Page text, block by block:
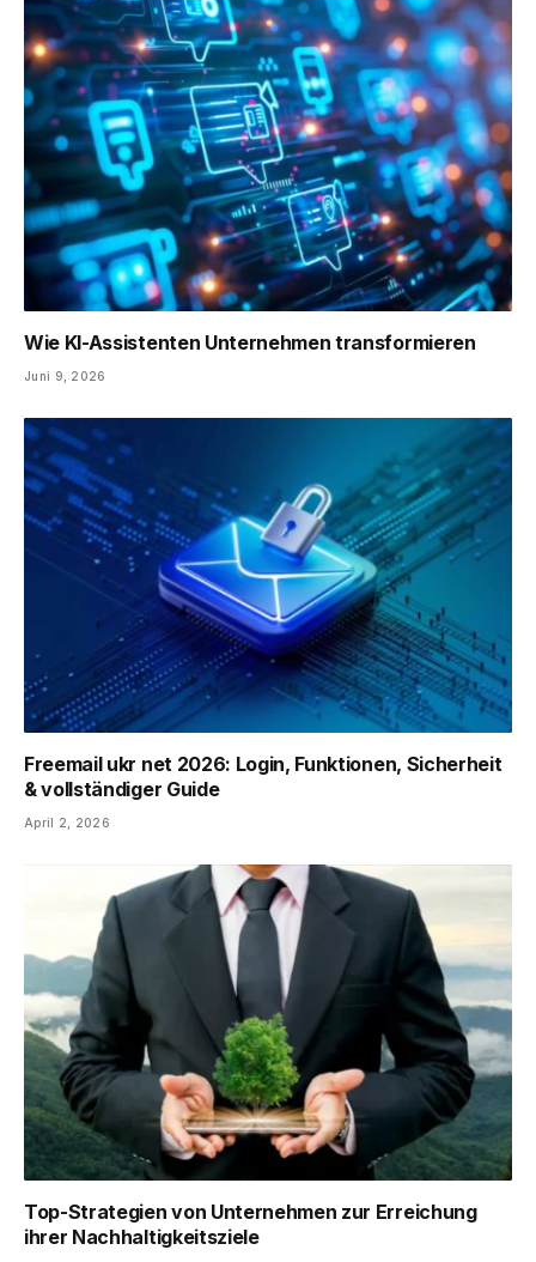
Wie KI-Assistenten Unternehmen transformieren
Juni 9, 2026
Freemail ukr net 2026: Login, Funktionen, Sicherheit
& vollständiger Guide
April 2, 2026
Top-Strategien von Unternehmen zur Erreichung
ihrer Nachhaltigkeitsziele